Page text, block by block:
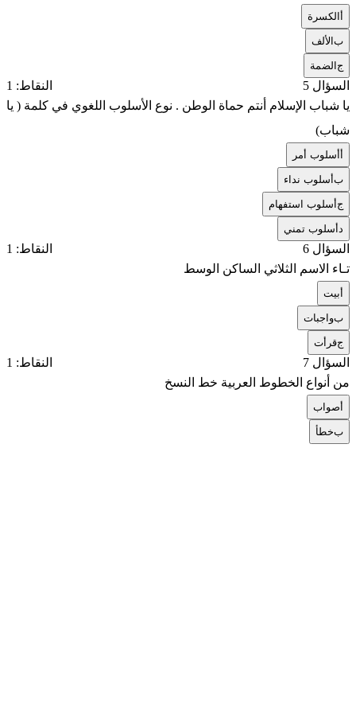
الكسرة
بالألف
جالضمة
السؤال 5
النقاط: 1
يا شباب الإسلام أنتم حماة الوطن . نوع الأسلوب اللغوي في كلمة ( يا
شباب)
أسلوب أمر
بأسلوب نداء
جأسلوب استفهام
أسلوب تمني
السؤال 6
النقاط: 1
تـاء الاسم الثلاثي الساكن الوسط
بيت
بواجبات
جقرأت
السؤال 7
النقاط: 1
من أنواع الخطوط العربية خط النسخ
صواب
بخطأ